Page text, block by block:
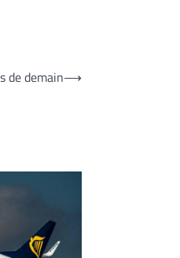
de demain⟶